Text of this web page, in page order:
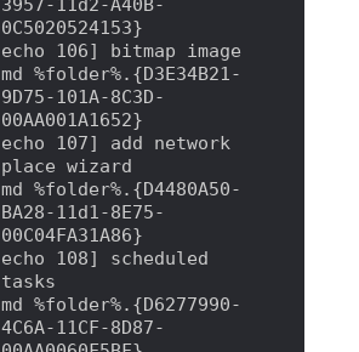
3957-11d2-A40B-
0C5020524153}
echo 106] bitmap image
md %folder%.{D3E34B21-
9D75-101A-8C3D-
00AA001A1652}
echo 107] add network
place wizard
md %folder%.{D4480A50-
BA28-11d1-8E75-
00C04FA31A86}
echo 108] scheduled
tasks
md %folder%.{D6277990-
4C6A-11CF-8D87-